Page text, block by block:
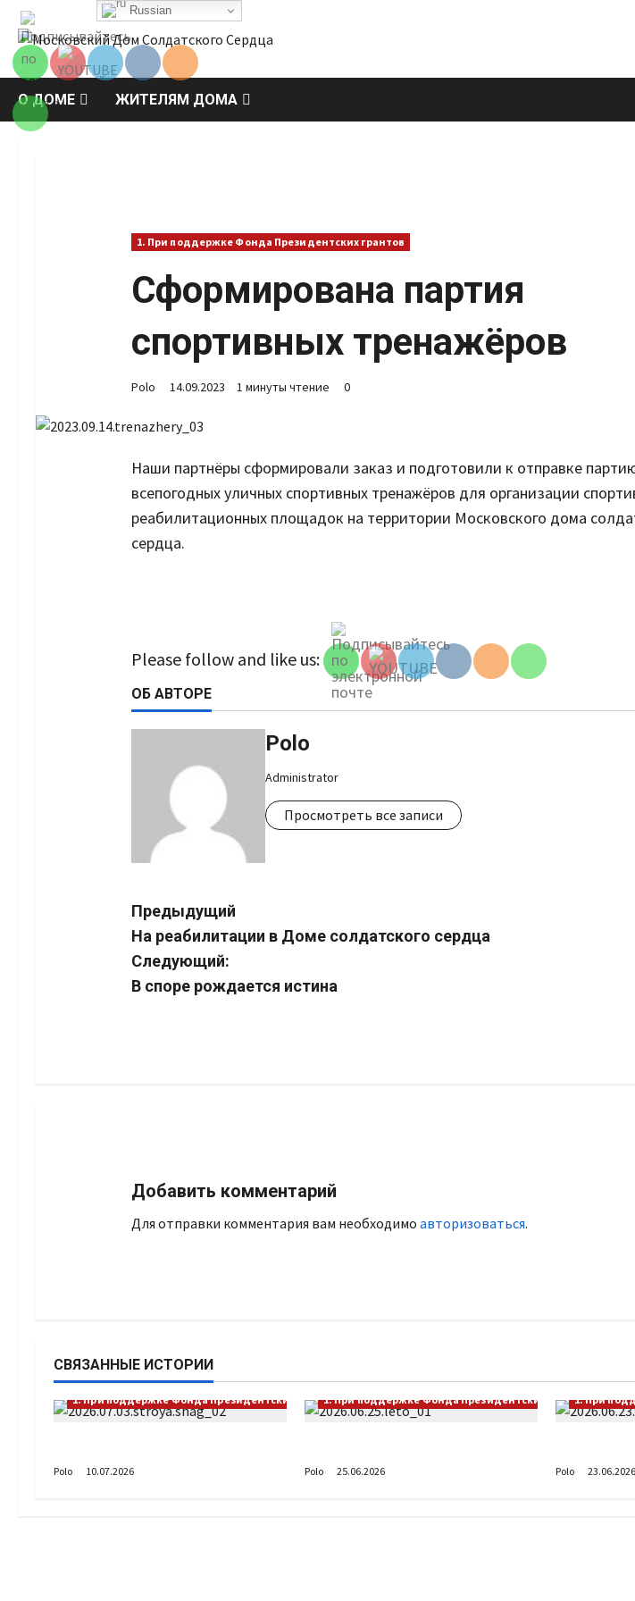
Перейти
содержимому
О ДОМЕ ЖИТЕЛЯМ ДОМА
1. При поддержке Фонда Президентских грантов
Сформирована партия
спортивных тренажёров
Polo 14.09.2023 1 минуты чтение 0
Наши партнёры сформировали заказ и подготовили к отправке
всепогодных уличных спортивных тренажёров для организации
реабилитационных площадок на территории Московского дома
сердца.
Please follow and like us:
Set Youtube
Channel ID
ОБ АВТОРЕ
Polo
Administrator
Просмотреть все записи
Навигация
записи
Предыдущий
На реабилитации в Доме солдатского сердца
Следующий:
В споре рождается истина
Добавить комментарий
Для отправки комментария вам необходимо авторизоваться.
СВЯЗАННЫЕ ИСТОРИИ
1. При поддержке Фонда Президентских грантов
Polo 10.07.2026
1. При поддержке Фонда Президентских грантов
Polo 25.06.2026
1. При
Polo 23.06.2026
Russian
Channel ID
Set Youtube
Channel ID